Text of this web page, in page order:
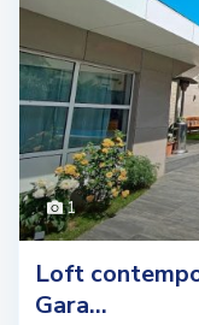
1
Loft
Gara...